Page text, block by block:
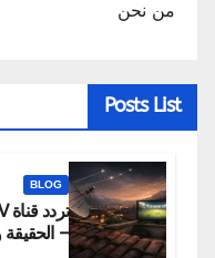
من نحن
Posts List
BLOG
–